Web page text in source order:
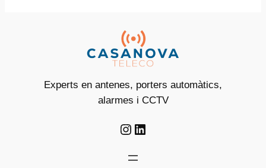
Experts en antenes, porters automàtics,
alarmes i CCTV
Instagram
LinkedIn